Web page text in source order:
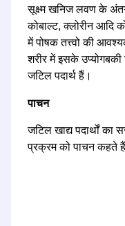
सूक्ष्म खनिज लवण के
कोबाल्ट, क्लोरीन आदि
में पोषक तत्त्वो की
शरीर में इसके उप्योगबकी
जटिल पदार्थ हैं।
पाचन
जटिल खाद्य पदार्थों
प्रक्रम को पाचन कहते